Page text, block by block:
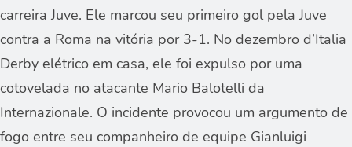
carreira Juve. Ele marcou seu primeiro gol pela Juve
contra a Roma na vitória por 3-1. No dezembro d’Italia
Derby elétrico em casa, ele foi expulso por uma
cotovelada no atacante Mario Balotelli da
Internazionale. O incidente provocou um argumento de
fogo entre seu companheiro de equipe Gianluigi